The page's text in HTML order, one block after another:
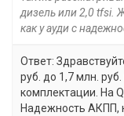
дизель или 2,0 tfsi.
как у ауди с
Ответ:
руб. до 1,7 млн.
комплектации. На
Надежность АКПП,